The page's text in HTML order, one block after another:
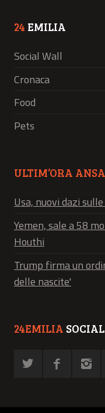
24 EMILIA
Social Wall
Cronaca
Food
Pets
ULTIM’ORA ANSA
Usa, nuovi dazi
Yemen, sale a 58
Houthi
Trump firma un
delle nascite'
24EMILIA SOCIAL